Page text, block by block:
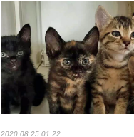
2020.08.25 01:22